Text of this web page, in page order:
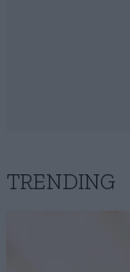
TRENDING